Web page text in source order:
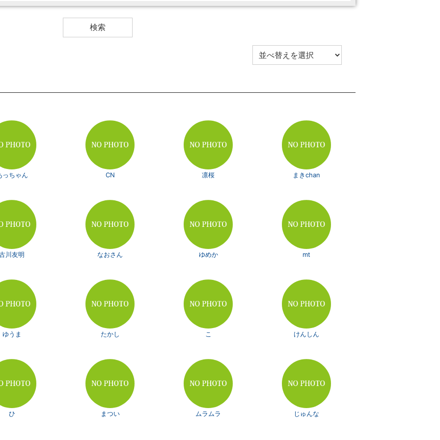
っちゃん CN 凛桜 まきchan
川友明 なおさん ゆめか mt
ゆうま たかし こ けんしん
ひ まつい ムラムラ じゅんな